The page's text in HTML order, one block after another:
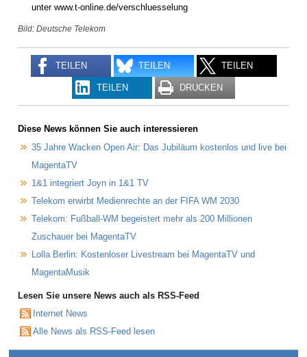
unter www.t-online.de/verschluesselung
Bild: Deutsche Telekom
TEILEN TEILEN TEILEN
TEILEN DRUCKEN
Diese News können Sie auch interessieren
35 Jahre Wacken Open Air: Das Jubiläum kostenlos und live bei
MagentaTV
1&1 integriert Joyn in 1&1 TV
Telekom erwirbt Medienrechte an der FIFA WM 2030
Telekom: Fußball-WM begeistert mehr als 200 Millionen
Zuschauer bei MagentaTV
Lolla Berlin: Kostenloser Livestream bei MagentaTV und
MagentaMusik
Lesen Sie unsere News auch als RSS-Feed
Internet News
Alle News als RSS-Feed lesen